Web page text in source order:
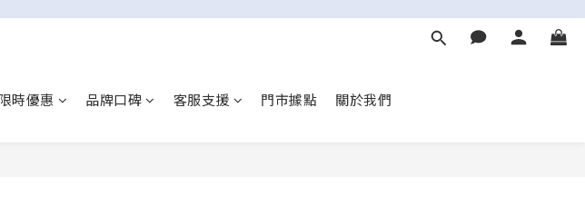
時優惠 品牌口碑 客服支援 門市據點 關於我們